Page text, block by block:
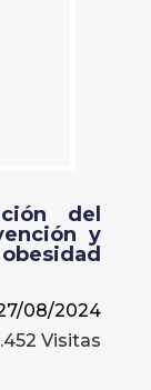
del
y
08/2024
Visitas